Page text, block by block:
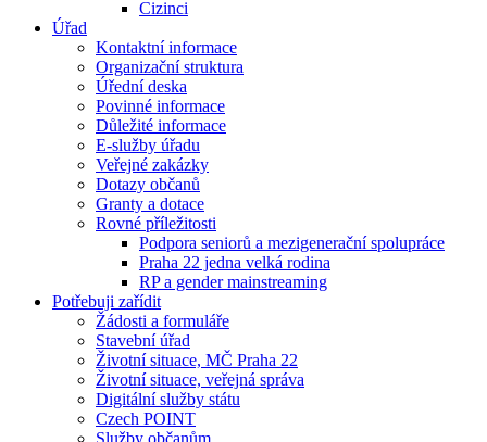
Cizinci
Úřad
Kontaktní informace
Organizační struktura
Úřední deska
Povinné informace
Důležité informace
E-služby úřadu
Veřejné zakázky
Dotazy občanů
Granty a dotace
Rovné příležitosti
Podpora seniorů a mezigenerační spolupráce
Praha 22 jedna velká rodina
RP a gender mainstreaming
Potřebuji zařídit
Žádosti a formuláře
Stavební úřad
Životní situace, MČ Praha 22
Životní situace, veřejná správa
Digitální služby státu
Czech POINT
Služby občanům